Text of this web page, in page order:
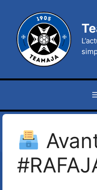
contenu